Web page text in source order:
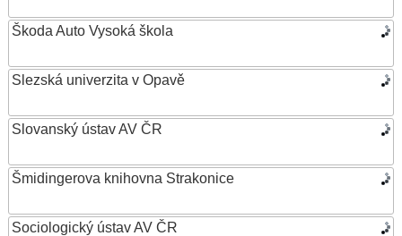
Škoda Auto Vysoká škola
Slezská univerzita v Opavě
Slovanský ústav AV ČR
Šmidingerova knihovna Strakonice
Sociologický ústav AV ČR